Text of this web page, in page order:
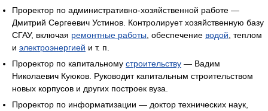
Проректор по административно-хозяйственной работе —
Дмитрий Сергеевич Устинов. Контролирует хозяйственную базу
СГАУ, включая ремонтные работы , обеспечение водой , теплом
и электроэнергией и т. п.
Проректор по капитальному строительству — Вадим
Николаевич Куюков. Руководит капитальным строительством
новых корпусов и других построек вуза.
Проректор по информатизации — доктор технических наук,